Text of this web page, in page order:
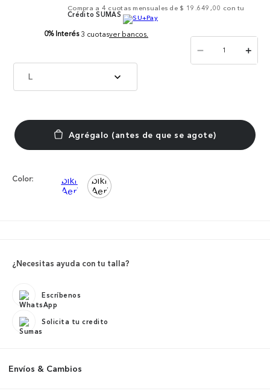
Compra a 4 cuotas mensuales de $ 19.649,00 con tu
Crédito SUMAS
0% Interés 3 cuotasver bancos.
L
＋
－
Color:
¿Necesitas ayuda con tu talla?
Escríbenos
Solicita tu credito
Envíos & Cambios